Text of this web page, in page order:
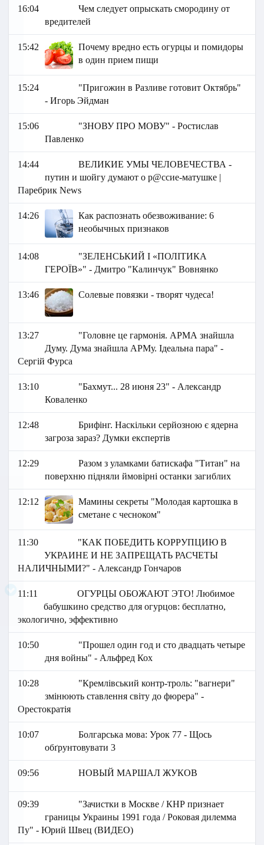
16:04
Чем следует опрыскать смородину от
вредителей
15:42
Почему вредно есть огурцы и помидоры
в один прием пищи
15:24
"Пригожин в Разливе готовит Октябрь"
- Игорь Эйдман
15:06
"ЗНОВУ ПРО МОВУ" - Ростислав
Павленко
14:44
ВЕЛИКИЕ УМЫ ЧЕЛОВЕЧЕСТВА -
путин и шойгу думают о р@ссиe-матушке |
Паребрик News
14:26
Как распознать обезвоживание: 6
необычных признаков
14:08
"ЗЕЛЕНСЬКИЙ І «ПОЛІТИКА
ГЕРОЇВ»" - Дмитро "Калинчук" Вовнянко
13:46 Солевые повязки - творят чудеса!
13:27
"Головне це гармонія. АРМА знайшла
Думу. Дума знайшла АРМу. Ідеальна пара" -
Сергій Фурса
13:10
"Бахмут... 28 июня 23" - Александр
Коваленко
12:48
Брифінг. Наскільки серйозною є ядерна
загроза зараз? Думки експертів
12:29
Разом з уламками батискафа "Титан" на
поверхню підняли ймовірні останки загиблих
12:12
Мамины секреты "Молодая картошка в
сметане с чесноком"
11:30
"КАК ПОБЕДИТЬ КОРРУПЦИЮ В
УКРАИНЕ И НЕ ЗАПРЕЩАТЬ РАСЧЕТЫ
НАЛИЧНЫМИ?" - Александр Гончаров
11:11
ОГУРЦЫ ОБОЖАЮТ ЭТО! Любимое
бабушкино средство для огурцов: бесплатно,
экологично, эффективно
10:50
"Прошел один год и сто двадцать четыре
дня войны" - Альфред Кох
10:28
"Кремлівський контр-троль: "вагнери"
змінюють ставлення світу до фюрера" -
Орестократія
10:07
Болгарська мова: Урок 77 - Щось
обґрунтовувати 3
09:56 НОВЫЙ МАРШАЛ ЖУКОВ
09:39
"Зачистки в Москве / КНР признает
границы Украины 1991 года / Роковая дилемма
Пу" - Юрий Швец (ВИДЕО)